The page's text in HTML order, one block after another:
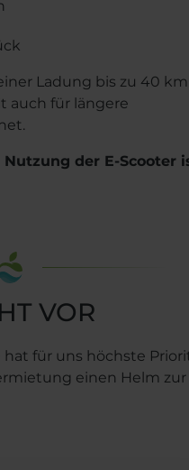
Ladung bis zu 40 km
auch für längere
der E-Scooter
VOR
hat für uns höchste
einen Helm zur